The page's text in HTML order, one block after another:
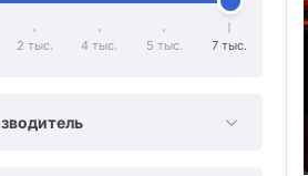
2 тыс. 4 тыс. 5 тыс. 7 тыс.